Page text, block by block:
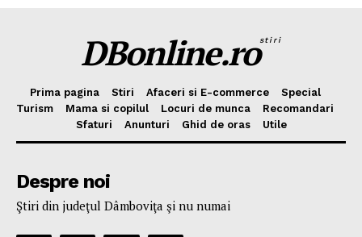
DBonline.rostiri
Prima pagina Stiri Afaceri si E-commerce
Special
Turism
Mama si copilul Locuri de munca
Recomandari
Sfaturi
Anunturi Ghid de oras Utile
Despre noi
Ştiri din judeţul Dâmboviţa şi nu numai